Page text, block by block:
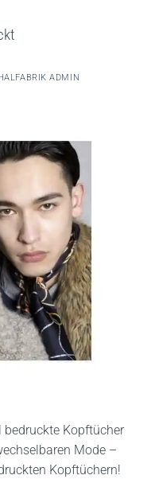
ADMIN
bedruckte Kopftücher
Mode –
Kopftüchern!